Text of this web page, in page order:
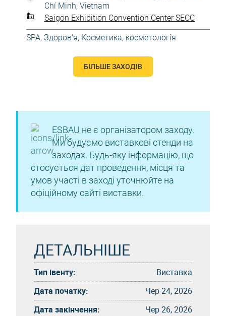
Chí Minh, Vietnam
Saigon Exhibition Convention Center SECC
SPA, Здоров'я, Косметика, косметологія
БІЛЬШЕ ЗАХОДІВ
ESBAU не є організатором заходу.
Ми будуємо виставкові стенди на
заходах. Будь-яку інформацію, що
стосується дат проведення, місця та
умов участі в заході уточнюйте на
офіційному сайті виставки.
ДЕТАЛЬНІШЕ
Тип івенту:
Виставка
Дата початку:
Чер 24, 2026
Дата закінчення:
Чер 26, 2026